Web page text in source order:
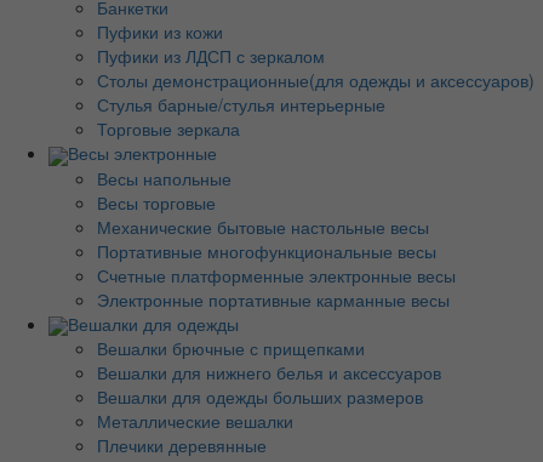
Банкетки
Пуфики из кожи
Пуфики из ЛДСП с зеркалом
Столы демонстрационные(для одежды и аксессуаров)
Стулья барные/стулья интерьерные
Торговые зеркала
Весы электронные
Весы напольные
Весы торговые
Механические бытовые настольные весы
Портативные многофункциональные весы
Счетные платформенные электронные весы
Электронные портативные карманные весы
Вешалки для одежды
Вешалки брючные с прищепками
Вешалки для нижнего белья и аксессуаров
Вешалки для одежды больших размеров
Металлические вешалки
Плечики деревянные